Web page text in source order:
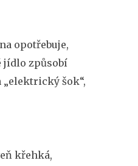
opotřebuje,
jídlo způsobí
šok“,
křehká,